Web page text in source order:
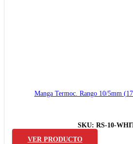
Manga Termoc. Rango 10/5mm
SKU: RS-10-
VER PRODUCTO